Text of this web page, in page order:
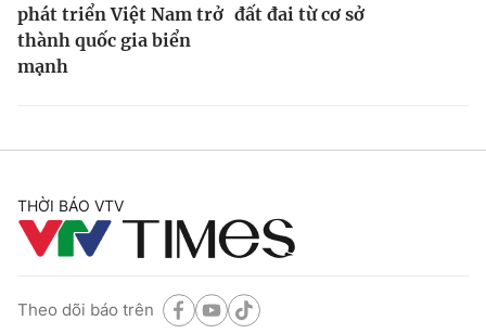
phát triển Việt Nam trở
thành quốc gia biển
mạnh
đất đai từ cơ sở
THỜI BÁO VTV
Theo dõi báo trên